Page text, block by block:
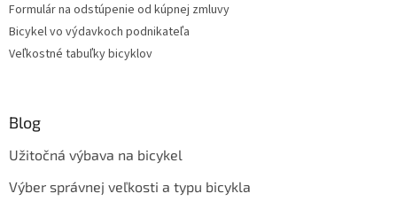
Formulár na odstúpenie od kúpnej zmluvy
Bicykel vo výdavkoch podnikateľa
Veľkostné tabuľky bicyklov
Blog
Užitočná výbava na bicykel
Výber správnej veľkosti a typu bicykla